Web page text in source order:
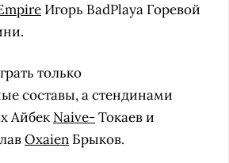
Игорь BadPlaya Горевой
только
составы, а стендинами
Айбек Naive-Токаев и
Oxaien Брыков.